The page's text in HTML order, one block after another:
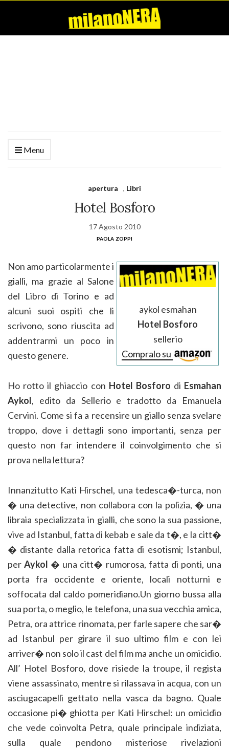
Menu
apertura , Libri
Hotel Bosforo
17 Agosto 2010
paola zoppi
aykol esmahan
Hotel Bosforo
sellerio
Compralo su
Non amo particolarmente i
gialli, ma grazie al Salone
del Libro di Torino e ad
alcuni suoi ospiti che li
scrivono, sono riuscita ad
addentrarmi un poco in
questo genere.
Ho rotto il ghiaccio con Hotel Bosforo di Esmahan
Aykol, edito da Sellerio e tradotto da Emanuela
Cervini. Come si fa a recensire un giallo senza svelare
troppo, dove i dettagli sono importanti, senza per
questo non far intendere il coinvolgimento che si
prova nella lettura?
Innanzitutto Kati Hirschel, una tedesca�-turca, non
� una detective, non collabora con la polizia, � una
libraia specializzata in gialli, che sono la sua passione,
vive ad Istanbul, fatta di kebab e sale da t�, e la citt�
� distante dalla retorica fatta di esotismi; Istanbul,
perAykol � una citt� rumorosa, fatta di ponti, una
porta fra occidente e oriente, locali notturni e
soffocata dal caldo pomeridiano.Un giorno bussa alla
sua porta, o meglio, le telefona, una sua vecchia amica,
Petra, ora attrice rinomata, per farle sapere che sar�
ad Istanbul per girare il suo ultimo film e con lei
arriver� non solo il cast del film ma anche un omicidio.
All’ Hotel Bosforo, dove risiede la troupe, il regista
viene assassinato, mentre si rilassava in acqua, con un
asciugacapelli gettato nella vasca da bagno. Quale
occasione pi� ghiotta per Kati Hirschel: un omicidio
che vede coinvolta Petra, quale principale indiziata,
sulla quale pendono misteriose rivelazioni